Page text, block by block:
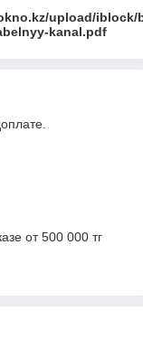
upload/iblock/
kanal.pdf
от 500 000 тг